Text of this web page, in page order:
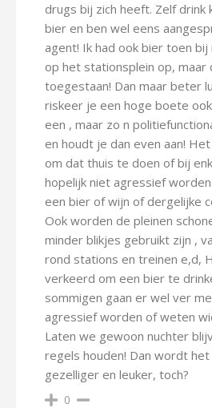
drugs bij zich heeft. Zelf drink
bier en ben wel eens
agent! Ik had ook bier toen
op het stationsplein op, maar
toegestaan! Dan maar beter
riskeer je een hoge boete
een , maar zo n
en houdt je dan even aan!
om dat thuis te doen of bij
hopelijk niet agressief
een bier of wijn of dergelijke
Ook worden de pleinen
minder blikjes gebruikt zijn ,
rond stations en treinen e,d,
verkeerd om een bier te
sommigen gaan er wel ver
agressief worden of weten
Laten we gewoon nuchter
regels houden! Dan wordt
gezelliger en leuker, toch?
0